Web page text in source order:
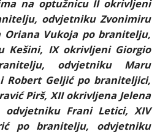
na optužnicu II okrivljeni
odvjetniku Zvonimiru
Vukoja po branitelju,
Kešini, IX okrivljeni Giorgio
odvjetniku Maru
Robert Geljić po braniteljici,
Pirš, XII okrivljena Jelena
odvjetniku Frani Letici, XIV
po branitelju, odvjetniku